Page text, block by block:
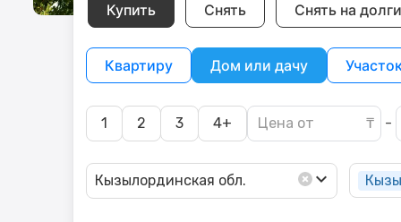
Купить Снять Снять на
Квартиру Дом или дачу
1 2 3 4+ -
Кызылординская обл.